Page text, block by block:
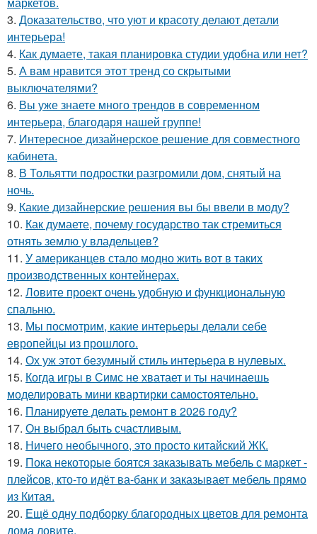
3. Доказательство, что уют и красоту делают детали
интерьера!
4. Как думаете, такая планировка студии удобна или нет?
5. А вам нравится этот тренд со скрытыми
выключателями?
6. Вы уже знаете много трендов в современном
интерьера, благодаря нашей группе!
7. Интересное дизайнерское решение для совместного
кабинета.
8. В Тольятти подростки разгромили дом, снятый на
ночь.
9. Какие дизайнерские решения вы бы ввели в моду?
10. Как думаете, почему государство так стремиться
отнять землю у владельцев?
11. У американцев стало модно жить вот в таких
производственных контейнерах.
12. Ловите проект очень удобную и функциональную
спальню.
13. Мы посмотрим, какие интерьеры делали себе
европейцы из прошлого.
14. Ох уж этот безумный стиль интерьера в нулевых.
15. Когда игры в Симс не хватает и ты начинаешь
моделировать мини квартирки самостоятельно.
16. Планируете делать ремонт в 2026 году?
17. Он выбрал быть счастливым.
18. Ничего необычного, это просто китайский ЖК.
19. Пока некоторые боятся заказывать мебель с маркет -
плейсов, кто-то идёт ва-банк и заказывает мебель прямо
из Китая.
20. Ещё одну подборку благородных цветов для ремонта
дома ловите.